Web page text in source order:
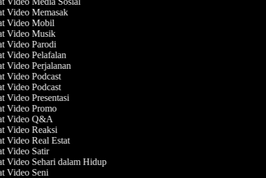
Video Memasak
Video Mobil
Video Musik
Video Parodi
Video Pelafalan
Video Perjalanan
Video Podcast
Video Podcast
Video Presentasi
Video Promo
Video Q&A
Video Reaksi
Video Real Estat
Video Satir
Video Sehari dalam Hidup
Video Seni